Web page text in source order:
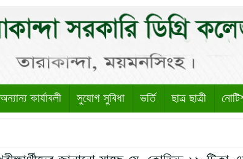
অন্যান্য কার্যাবলী সুযোগ সুবিধা ভর্তি ছাত্র ছাত্রী